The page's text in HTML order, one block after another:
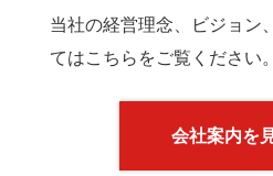
当社の経営理念、ビジョン
てはこちらをご覧ください。
会社案内を